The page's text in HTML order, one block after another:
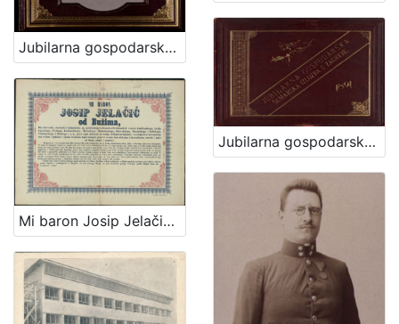
Jubilarna gospodarska šumarska izložba u Zagrebu : 1891 / Hinko Krapek
Jubilarna gospodarsko-šumarska izložba u Zagrebu : 1891 / Ivan Standl
Mi baron Josip Jelačić od Bužima, ban harvatski ... svemu harvatskomu i slavonskomu narodu i puku od Boga pomoć i pozdrav : [Akoprem je već u kraljevinah Harvatskoj i Slavonii proglašeno, da je svaka urbarialska daća, tlaka i desetina carkvena dotargnuta, ...]